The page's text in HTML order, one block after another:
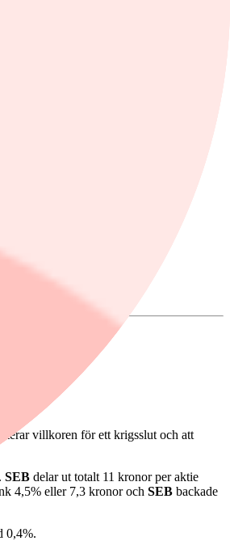
villkoren för ett krigsslut och att
SEB delar ut totalt 11 kronor per aktie
4,5% eller 7,3 kronor och SEB backade
0,4%.